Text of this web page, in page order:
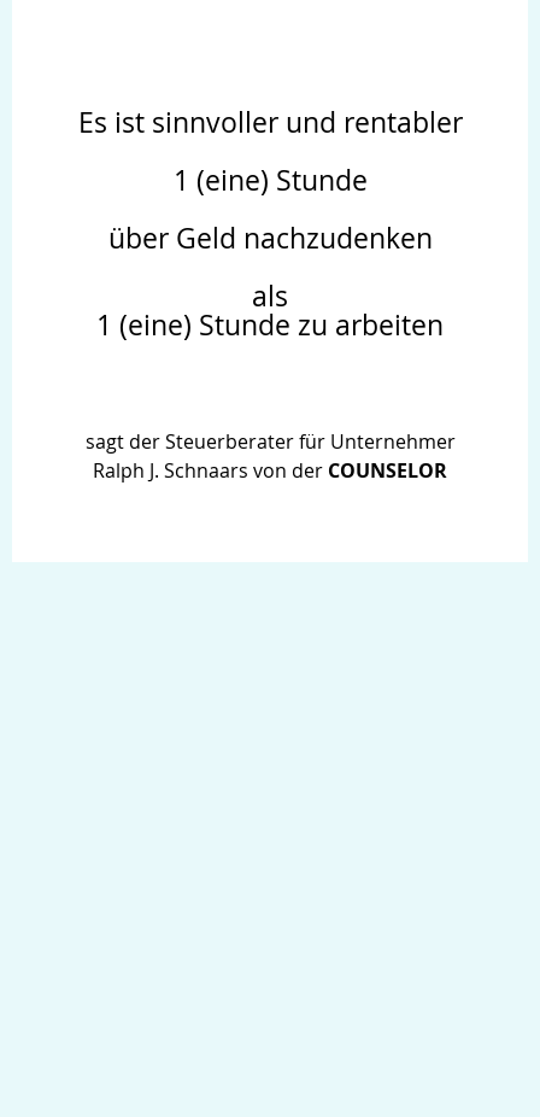
Es ist sinnvoller und rentabler
1 (eine) Stunde
über Geld nachzudenken
als
1 (eine) Stunde zu arbeiten
sagt der Steuerberater für Unternehmer
Ralph J. Schnaars von der COUNSELOR